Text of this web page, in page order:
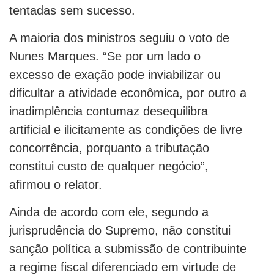
tentadas sem sucesso.
A maioria dos ministros seguiu o voto de
Nunes Marques. “Se por um lado o
excesso de exação pode inviabilizar ou
dificultar a atividade econômica, por outro a
inadimplência contumaz desequilibra
artificial e ilicitamente as condições de livre
concorrência, porquanto a tributação
constitui custo de qualquer negócio”,
afirmou o relator.
Ainda de acordo com ele, segundo a
jurisprudência do Supremo, não constitui
sanção política a submissão de contribuinte
a regime fiscal diferenciado em virtude de